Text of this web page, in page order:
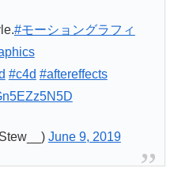
#モーショングラフィ
#c4d #aftereffects
June 9, 2019